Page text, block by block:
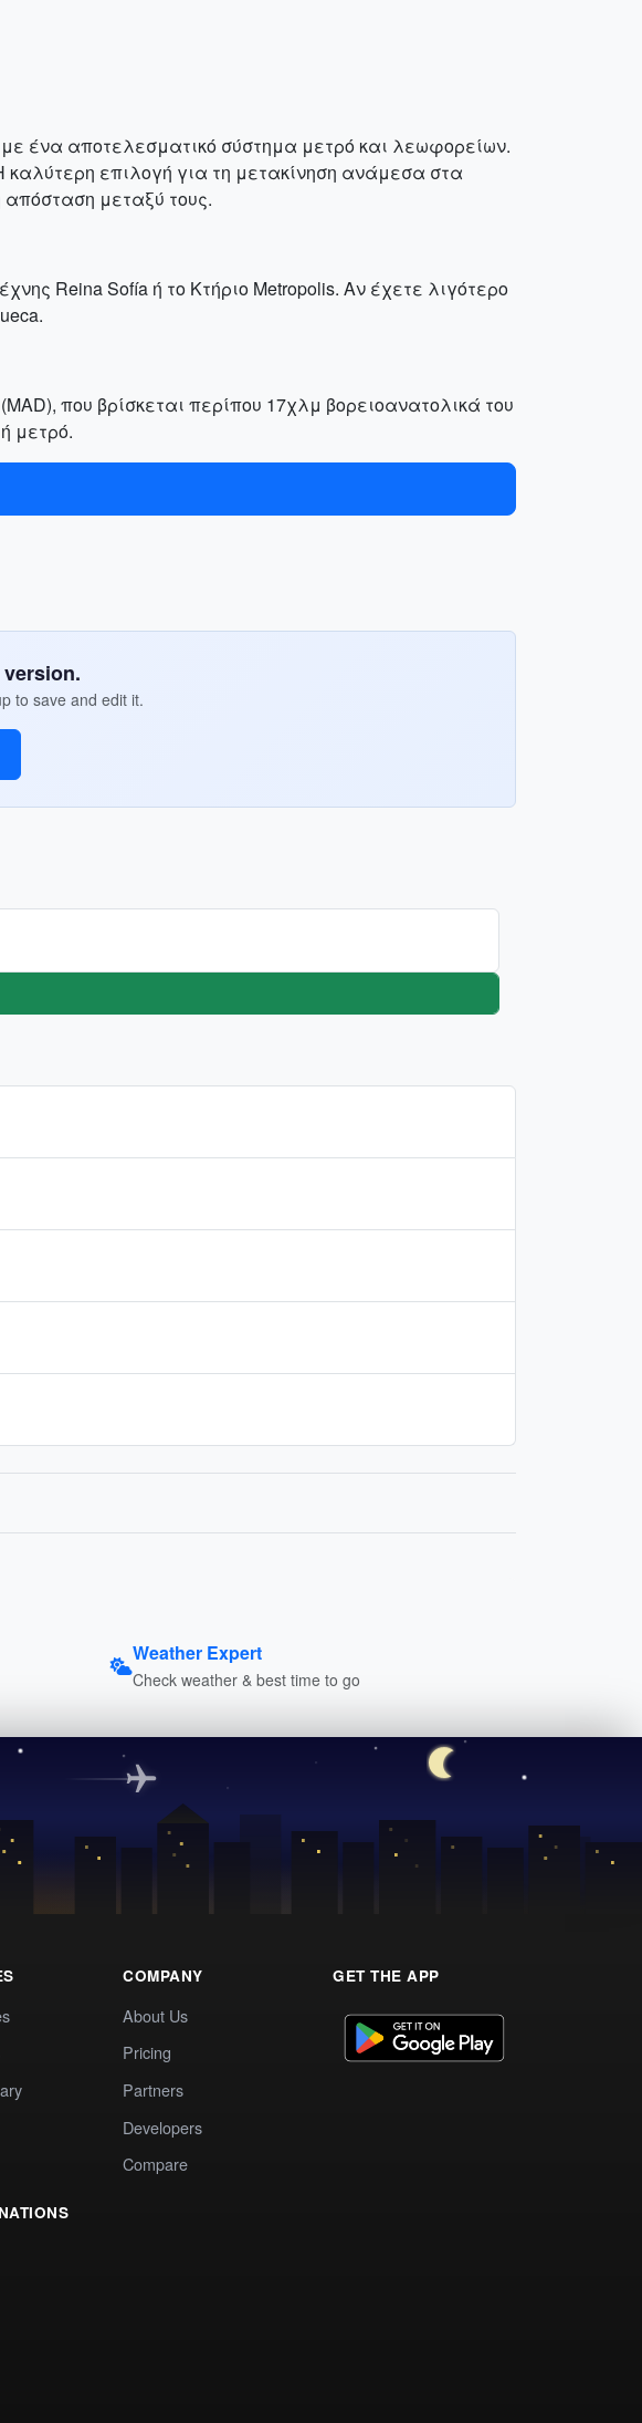
ένα αποτελεσματικό σύστημα μετρό και λεωφορείων.
καλύτερη επιλογή για τη μετακίνηση ανάμεσα στα
απόσταση μεταξύ τους.
Reina Sofía ή το Κτήριο Metropolis. Αν έχετε λιγότερο
που βρίσκεται περίπου 17χλμ βορειοανατολικά του
μετρό.
to save and edit it.
Weather Expert
Check weather & best time to go
COMPANY
About Us
Pricing
Partners
Developers
Compare
GET THE APP